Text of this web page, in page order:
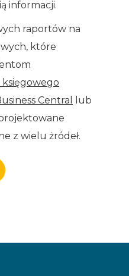
informacji.
raportów na
które
Central
lub
z wielu żródeł.